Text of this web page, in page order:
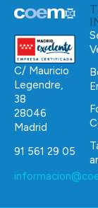
C/ Mauricio
Legendre,
38
28046
Madrid
91 561 29 05